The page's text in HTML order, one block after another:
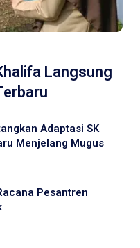
Langsung
Adaptasi SK
Menjelang Mugus
Pesantren